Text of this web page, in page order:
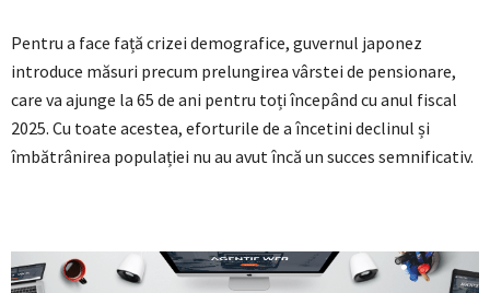
Pentru a face față crizei demografice, guvernul japonez
introduce măsuri precum prelungirea vârstei de pensionare,
care va ajunge la 65 de ani pentru toți începând cu anul fiscal
2025. Cu toate acestea, eforturile de a încetini declinul și
îmbătrânirea populației nu au avut încă un succes semnificativ.